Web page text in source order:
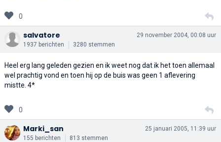
0
salvatore
1937 berichten 3280 stemmen
29 november 2004, 00:08 uur
Heel erg lang geleden gezien en ik weet nog dat ik het toen allemaal
wel prachtig vond en toen hij op de buis was geen 1 aflevering
mistte. 4*
0
Marki_san
155 berichten 813 stemmen
25 januari 2005, 11:39 uur